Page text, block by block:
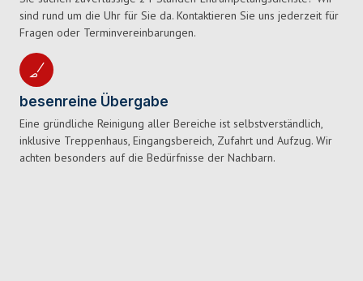
sind rund um die Uhr für Sie da. Kontaktieren Sie uns jederzeit für
Fragen oder Terminvereinbarungen.
besenreine Übergabe
Eine gründliche Reinigung aller Bereiche ist selbstverständlich,
inklusive Treppenhaus, Eingangsbereich, Zufahrt und Aufzug. Wir
achten besonders auf die Bedürfnisse der Nachbarn.